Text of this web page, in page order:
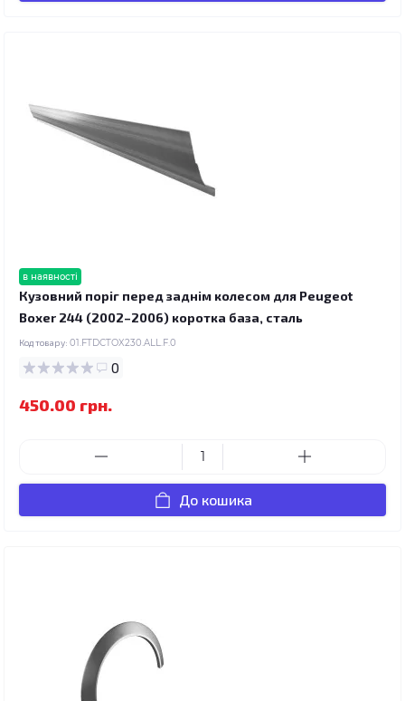
в наявності
Кузовний поріг перед заднім колесом для Peugeot
Boxer 244 (2002–2006) коротка база, сталь
Код товару: 01.FTDCTOX230.ALL.F.0
0
450.00 грн.
До кошика